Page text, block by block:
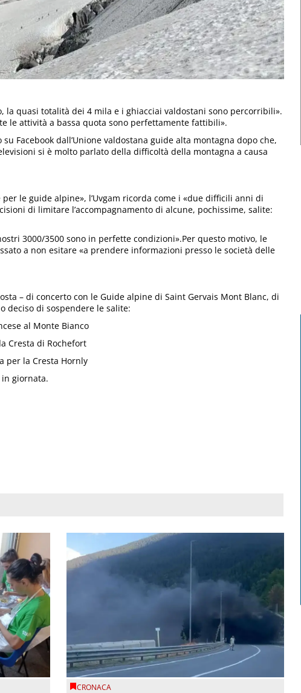
quasi totalità dei 4 mila e i ghiacciai valdostani sono percorribili».
le attività a bassa quota sono perfettamente fattibili».
Facebook dall’Unione valdostana guide alta montagna dopo che,
si è molto parlato della difficoltà della montagna a causa
le guide alpine», l’Uvgam ricorda come i «due difficili anni di
di limitare l’accompagnamento di alcune, pochissime, salite:
3000/3500 sono in perfette condizioni».Per questo motivo, le
a non esitare «a prendere informazioni presso le società delle
– di concerto con le Guide alpine di Saint Gervais Mont Blanc, di
deciso di sospendere le salite:
al Monte Bianco
Cresta di Rochefort
per la Cresta Hornly
giornata.
CRONACA